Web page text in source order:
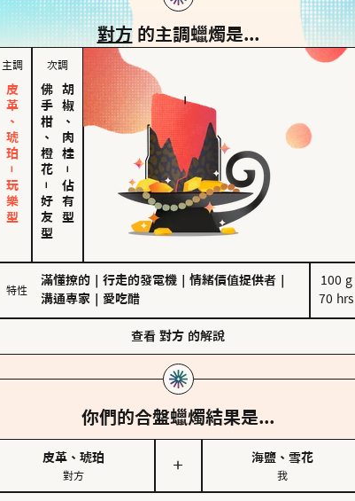
對方的主調蠟燭是...
主調
皮革、琥珀－玩樂型
次調
佛手柑、橙花
－
好友型
胡椒、肉桂
－
佔有型
特性
滿懂撩的 行走的發電機 情緒價值提供者
溝通專家
愛吃醋
100 g
70 hrs
查看 對方 的解說
你們的合盤蠟燭結果是...
皮革、琥珀
對方
＋
海鹽、雪花
我